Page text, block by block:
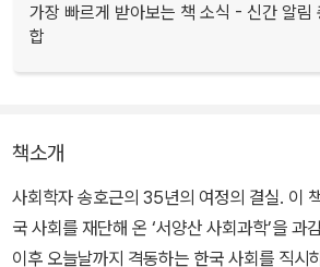
가장 빠르게 받아보는 책 소식 - 신간 알림
합
책소개
사회학자 송호근의 35년의 여정의 결실. 이
국 사회를 재단해 온 ‘서양산 사회과학’을 과
이후 오늘날까지 격동하는 한국 사회를 직시